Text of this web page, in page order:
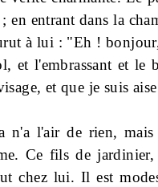
en entrant dans la
à lui : "Eh ! bonjour
et l'embrassant et le
et que je suis
n'a l'air de rien,
Ce fils de
chez lui. Il est